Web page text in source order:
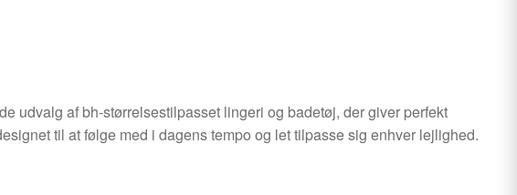
udvalg af bh-størrelsestilpasset lingeri og badetøj, der giver perfekt
til at følge med i dagens tempo og let tilpasse sig enhver lejlighed.